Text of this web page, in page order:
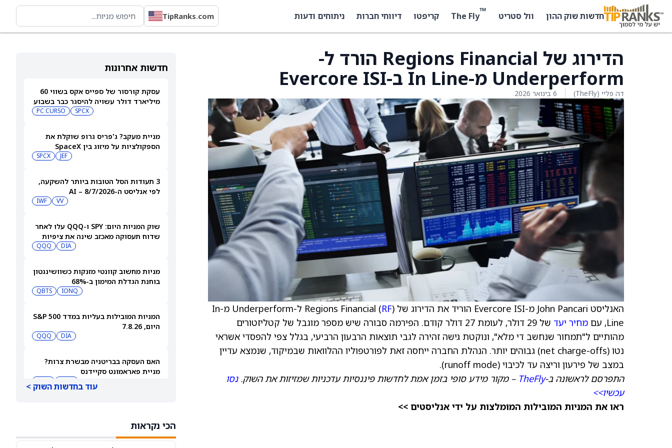
חדשות שוק ההון וול סטריט ™
The Fly קריפטו דיווחי חברות ניתוחים ודעות TipRanks.com
חדשות אחרונות
עסקת קורסור של ספייס אקס בשווי 60
מיליארד דולר עשויה להיסגר כבר בשבוע
SPCX
PC:CURSO
מניית מעקב? ג'פריס גרופ שוקלת את
הספקולציות על מיזוג בין SpaceX
JEF
SPCX
3 תעודות הסל הטובות ביותר להשקעה,
לפי אנליסט ה-AI – 8/7/2026
VV
IWF
שוק המניות היום: SPY ו-QQQ עלו לאחר
שדוח תעסוקה מאכזב שינה את ציפיות
DIA
QQQ
מניות מחשוב קוונטי מזנקות כשוושינגטון
בוחנת הגדלת המימון ב-68%
IONQ
QBTS
המניות המובילות בעליות במדד S&P 500
היום, 7.8.26
DIA
QQQ
האם העסקה בבריטניה מבשרת צרות?
מניית פאראמונט סקיידנס
שנים
עוד בחדשות השוק >
הכי נקראות
הדירוג של Regions Financial הורד ל-
Underperform מ-In Line ב-Evercore ISI
דה פליי (TheFly) 6 בינואר 2026
האנליסט John Pancari מ-Evercore ISI הוריד את הדירוג של Regions Financial ( RF
) ל-Underperform מ-In
Line, עם
מחיר יעד
של 29 דולר, לעומת 27 דולר קודם. הפירמה סבורה שיש מספר מוגבל של קטליזטורים
מהותיים ל"תמחור שנחשב די מלא", ונוקטת גישה זהירה לגבי תוצאות הרבעון הרביעי, בגלל צפי להפסדי אשראי
נטו (net charge-offs) גבוהים יותר. הנהלת החברה ייחסה זאת לפורטפוליו ההלוואות שבמיקוד, שנמצא עדיין
במצב של פירעון וריצה עד לכיבוי (runoff mode).
התפרסם לראשונה ב-TheFly – מקור מידע סופי בזמן אמת לחדשות פיננסיות עדכניות שמזיזות את השוק.נסו
עכשיו>>
ראו את המניות המובילות המומלצות על ידי אנליסטים >>